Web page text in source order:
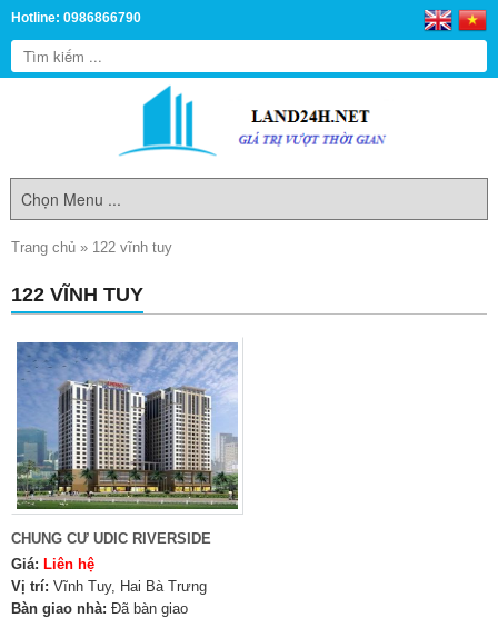
Hotline: 0986866790
Trang chủ » 122 vĩnh tuy
122 VĨNH TUY
CHUNG CƯ UDIC RIVERSIDE
Giá: Liên hệ
Vị trí: Vĩnh Tuy, Hai Bà Trưng
Bàn giao nhà: Đã bàn giao